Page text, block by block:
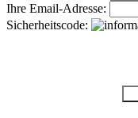
Ihre Email-Adresse:
Sicherheitscode: